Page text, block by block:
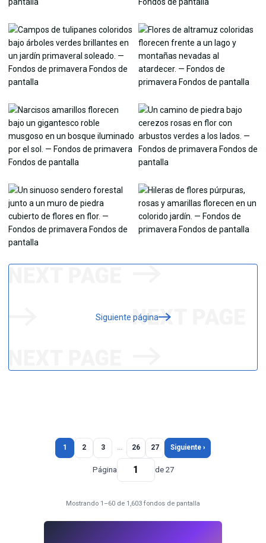
Siguiente página
1 2 3 … 26 27 Siguiente ›
Página de 27
Mostrando 1–60 de 1,603 fondos de pantalla